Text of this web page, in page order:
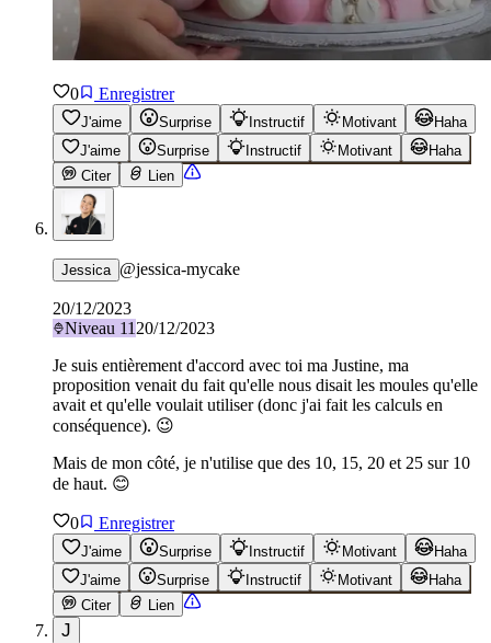
0 Enregistrer
J'aime Surprise Instructif Motivant
Haha
J'aime
Surprise Instructif Motivant
Haha
Citer
Lien
Jessica @jessica-mycake
20/12/2023
Niveau 1120/12/2023
Je suis entièrement d'accord avec toi ma Justine, ma
proposition venait du fait qu'elle nous disait les moules qu'elle
avait et qu'elle voulait utiliser (donc j'ai fait les calculs en
conséquence). 😉
Mais de mon côté, je n'utilise que des 10, 15, 20 et 25 sur 10
de haut. 😊
0 Enregistrer
J'aime Surprise Instructif Motivant
Haha
J'aime
Surprise Instructif Motivant
Haha
Citer
Lien
J